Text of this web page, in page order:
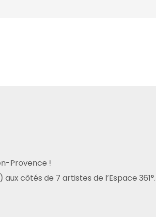
Provence !
côtés de 7 artistes de l’Espace 361°.